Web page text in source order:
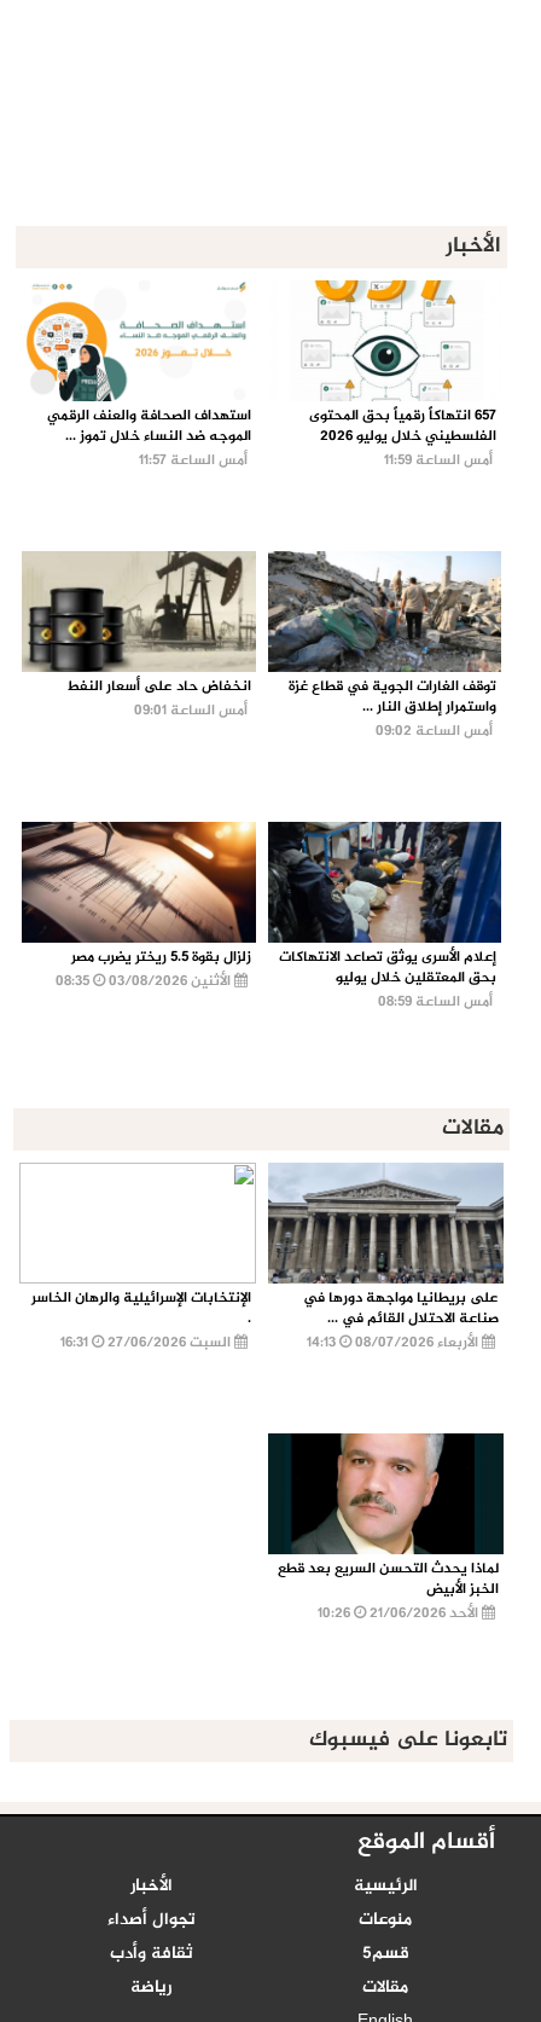
الأخبار
657 انتهاكاً رقمياً بحق المحتوى
الفلسطيني خلال يوليو 2026
أمس الساعة 11:59
استهداف الصحافة والعنف الرقمي
الموجه ضد النساء خلال تموز ...
أمس الساعة 11:57
توقف الغارات الجوية في قطاع غزة
واستمرار إطلاق النار ...
أمس الساعة 09:02
انخفاض حاد على أسعار النفط
أمس الساعة 09:01
إعلام الأسرى يوثق تصاعد الانتهاكات
بحق المعتقلين خلال يوليو
أمس الساعة 08:59
زلزال بقوة 5.5 ريختر يضرب مصر
الأثنين 03/08/2026
08:35
مقالات
على بريطانيا مواجهة دورها في
صناعة الاحتلال القائم في ...
الأربعاء 08/07/2026
الإنتخابات الإسرائيلية والرهان الخاسر
.
السبت 27/06/2026
16:31
لماذا يحدث التحسن السريع بعد قطع
الخبز الأبيض
الأحد 21/06/2026
تابعونا على فيسبوك
أقسام الموقع
الرئيسية
الأخبار
منوعات
تجوال أصداء
قسم5
ثقافة وأدب
مقالات
رياضة